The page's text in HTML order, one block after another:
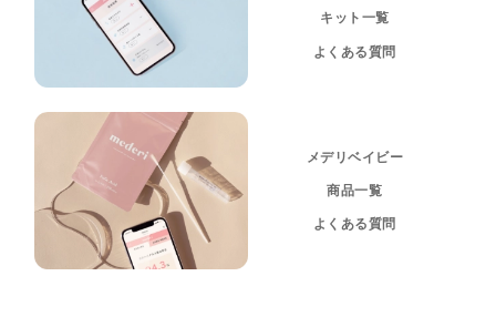
キット一覧
よくある質問
メデリベイビー
商品一覧
よくある質問